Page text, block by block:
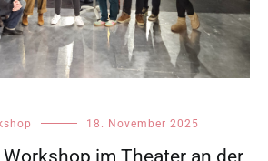
18. November 2025